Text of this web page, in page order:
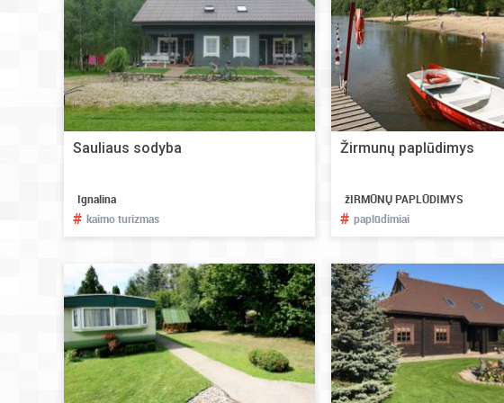
Sauliaus sodyba
Ignalina
# kaimo turizmas
Žirmunų paplūdimys
žIRMŪNŲ PAPLŪDIMYS
# paplūdimiai